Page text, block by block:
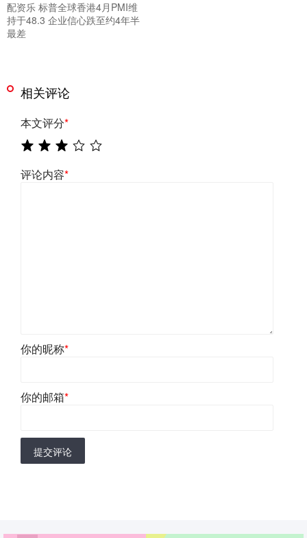
配资乐 标普全球香港4月PMI维
持于48.3 企业信心跌至约4年半
最差
相关评论
本文评分*
评论内容*
你的昵称*
你的邮箱*
提交评论